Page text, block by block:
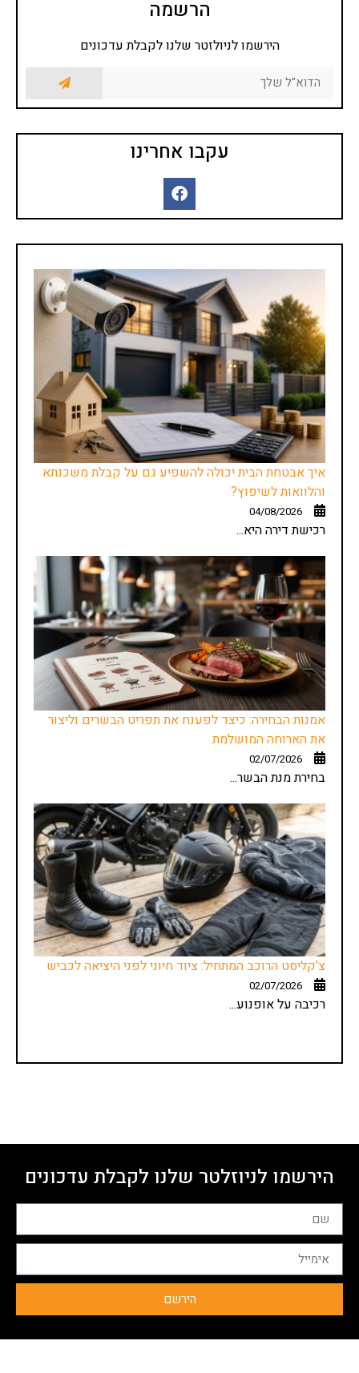
הרשמה
הירשמו לניולזטר שלנו לקבלת עדכונים
עקבו אחרינו
איך אבטחת הבית יכולה להשפיע גם על קבלת משכנתא
והלוואות לשיפוץ?
04/08/2026
רכישת דירה היא...
אמנות הבחירה: כיצד לפענח את תפריט הבשרים וליצור
את הארוחה המושלמת
02/07/2026
בחירת מנת הבשר...
צ'קליסט הרוכב המתחיל: ציוד חיוני לפני היציאה לכביש
02/07/2026
רכיבה על אופנוע...
הירשמו לניוזלטר שלנו לקבלת עדכונים
הירשם